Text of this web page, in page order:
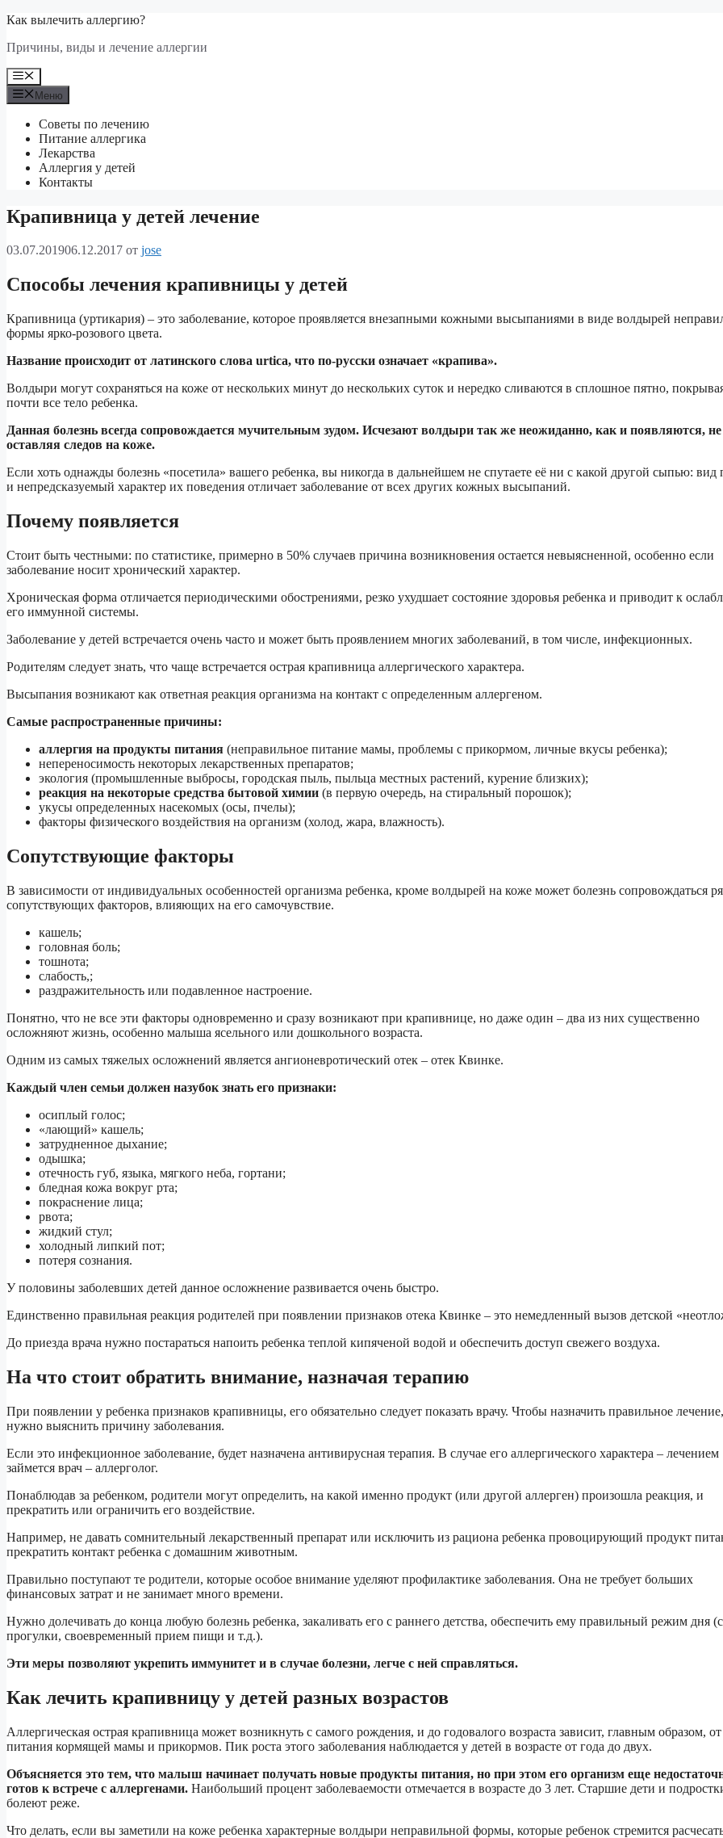
Перейти
содержимому
Как вылечить аллергию?
Причины, виды и лечение аллергии
Меню
Меню
Советы по лечению
Питание аллергика
Лекарства
Аллергия у детей
Контакты
Крапивница у детей лечение
03.07.201906.12.2017 от jose
Способы лечения крапивницы у детей
Крапивница (уртикария) – это заболевание, которое проявляется внезапными кожными высыпаниями в виде волдырей
формы ярко-розового цвета.
Название происходит от латинского слова urtica, что по-русски означает «крапива».
Волдыри могут сохраняться на коже от нескольких минут до нескольких суток и нередко сливаются в сплошное пятно,
почти все тело ребенка.
Данная болезнь всегда сопровождается мучительным зудом. Исчезают волдыри так же неожиданно, как и появляются, не
оставляя следов на коже.
Если хоть однажды болезнь «посетила» вашего ребенка, вы никогда в дальнейшем не спутаете её ни с какой другой сыпью: вид
и непредсказуемый характер их поведения отличает заболевание от всех других кожных высыпаний.
Почему появляется
Стоит быть честными: по статистике, примерно в 50% случаев причина возникновения остается невыясненной, особенно если
заболевание носит хронический характер.
Хроническая форма отличается периодическими обострениями, резко ухудшает состояние здоровья ребенка и приводит к
его иммунной системы.
Заболевание у детей встречается очень часто и может быть проявлением многих заболеваний, в том числе, инфекционных.
Родителям следует знать, что чаще встречается острая крапивница аллергического характера.
Высыпания возникают как ответная реакция организма на контакт с определенным аллергеном.
Самые распространенные причины:
аллергия на продукты питания (неправильное питание мамы, проблемы с прикормом, личные вкусы ребенка);
непереносимость некоторых лекарственных препаратов;
экология (промышленные выбросы, городская пыль, пыльца местных растений, курение близких);
реакция на некоторые средства бытовой химии (в первую очередь, на стиральный порошок);
укусы определенных насекомых (осы, пчелы);
факторы физического воздействия на организм (холод, жара, влажность).
Сопутствующие факторы
В зависимости от индивидуальных особенностей организма ребенка, кроме волдырей на коже может болезнь сопровождаться
сопутствующих факторов, влияющих на его самочувствие.
кашель;
головная боль;
тошнота;
слабость,;
раздражительность или подавленное настроение.
Понятно, что не все эти факторы одновременно и сразу возникают при крапивнице, но даже один – два из них существенно
осложняют жизнь, особенно малыша ясельного или дошкольного возраста.
Одним из самых тяжелых осложнений является ангионевротический отек – отек Квинке.
Каждый член семьи должен назубок знать его признаки:
осиплый голос;
«лающий» кашель;
затрудненное дыхание;
одышка;
отечность губ, языка, мягкого неба, гортани;
бледная кожа вокруг рта;
покраснение лица;
рвота;
жидкий стул;
холодный липкий пот;
потеря сознания.
У половины заболевших детей данное осложнение развивается очень быстро.
Единственно правильная реакция родителей при появлении признаков отека Квинке – это немедленный вызов детской
До приезда врача нужно постараться напоить ребенка теплой кипяченой водой и обеспечить доступ свежего воздуха.
На что стоит обратить внимание, назначая терапию
При появлении у ребенка признаков крапивницы, его обязательно следует показать врачу. Чтобы назначить правильное лечение,
нужно выяснить причину заболевания.
Если это инфекционное заболевание, будет назначена антивирусная терапия. В случае его аллергического характера – лечением
займется врач – аллерголог.
Понаблюдав за ребенком, родители могут определить, на какой именно продукт (или другой аллерген) произошла реакция, и
прекратить или ограничить его воздействие.
Например, не давать сомнительный лекарственный препарат или исключить из рациона ребенка провоцирующий продукт
прекратить контакт ребенка с домашним животным.
Правильно поступают те родители, которые особое внимание уделяют профилактике заболевания. Она не требует больших
финансовых затрат и не занимает много времени.
Нужно долечивать до конца любую болезнь ребенка, закаливать его с раннего детства, обеспечить ему правильный режим дня
прогулки, своевременный прием пищи и т.д.).
Эти меры позволяют укрепить иммунитет и в случае болезни, легче с ней справляться.
Как лечить крапивницу у детей разных возрастов
Аллергическая острая крапивница может возникнуть с самого рождения, и до годовалого возраста зависит, главным образом, от
питания кормящей мамы и прикормов. Пик роста этого заболевания наблюдается у детей в возрасте от года до двух.
Объясняется это тем, что малыш начинает получать новые продукты питания, но при этом его организм еще
готов к встрече с аллергенами. Наибольший процент заболеваемости отмечается в возрасте до 3 лет. Старшие дети и
болеют реже.
Что делать, если вы заметили на коже ребенка характерные волдыри неправильной формы, которые ребенок стремится